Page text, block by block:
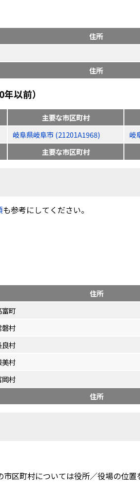
住所
住所
以前）
主要な市区町村
岐阜県岐阜市 (21201A1968) 岐
主要な市区町村
も参考にしてください。
住所
富町
磐村
良村
美村
岡村
住所
市区町村については役所／役場の位